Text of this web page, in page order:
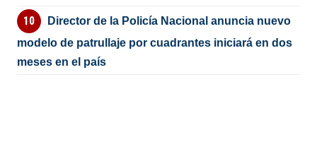
Director de la Policía Nacional anuncia nuevo
modelo de patrullaje por cuadrantes iniciará en dos
meses en el país